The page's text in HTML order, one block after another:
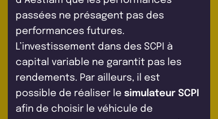
passées ne présagent pas des
performances futures.
L’investissement dans des SCPI à
capital variable ne garantit pas les
rendements. Par ailleurs, il est
possible de réaliser le simulateur SCPI
afin de choisir le véhicule de